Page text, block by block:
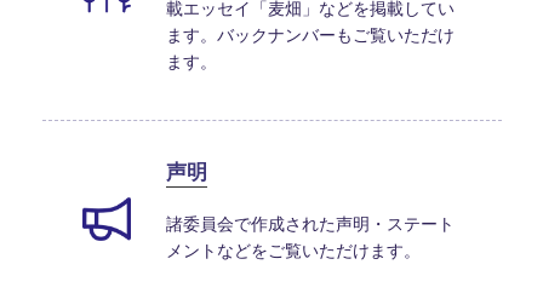
載エッセイ「麦畑」などを掲載してい
ます。バックナンバーもご覧いただけ
ます。
声明
諸委員会で作成された声明・ステート
メントなどをご覧いただけます。